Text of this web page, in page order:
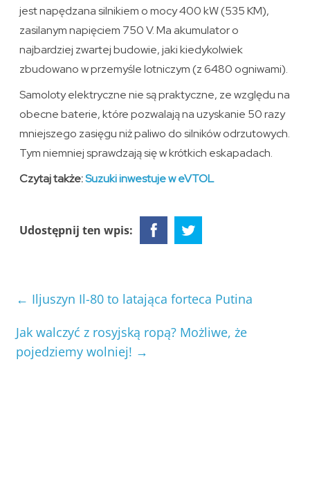
jest napędzana silnikiem o mocy 400 kW (535 KM),
zasilanym napięciem 750 V. Ma akumulator o
najbardziej zwartej budowie, jaki kiedykolwiek
zbudowano w przemyśle lotniczym (z 6480 ogniwami).
Samoloty elektryczne nie są praktyczne, ze względu na
obecne baterie, które pozwalają na uzyskanie 50 razy
mniejszego zasięgu niż paliwo do silników odrzutowych.
Tym niemniej sprawdzają się w krótkich eskapadach.
Czytaj także:Suzuki inwestuje w eVTOL
Udostępnij ten wpis:
← Iljuszyn Il-80 to latająca forteca Putina
Jak walczyć z rosyjską ropą? Możliwe, że
pojedziemy wolniej! →